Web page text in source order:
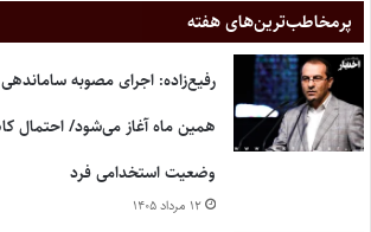
پر‌مخاطب‌ترین‌های هفته
رفیع‌زاده: اجرای مصوبه
همین ماه آغاز می‌شود/ احتمال
وضعیت استخدامی فرد
۱۲ مرداد ۱۴۰۵